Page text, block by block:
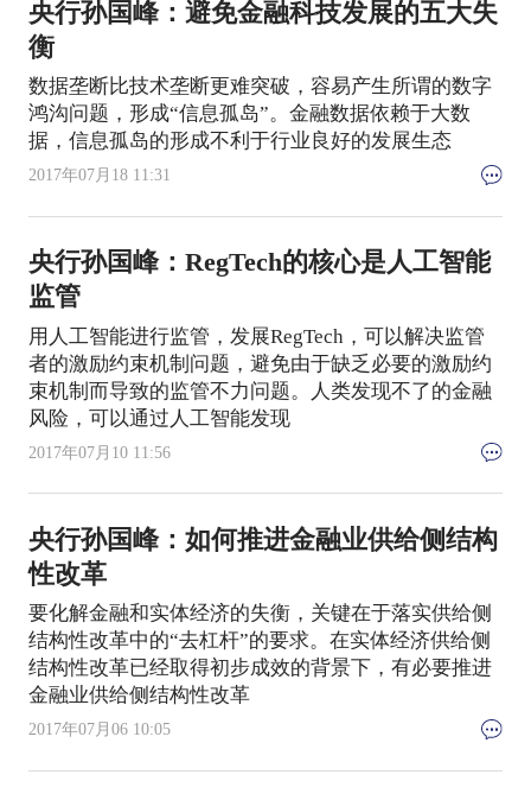
央行孙国峰：避免金融科技发展的五大失
衡
数据垄断比技术垄断更难突破，容易产生所谓的数字
鸿沟问题，形成“信息孤岛”。金融数据依赖于大数
据，信息孤岛的形成不利于行业良好的发展生态
2017年07月18 11:31
央行孙国峰：RegTech的核心是人工智能
监管
用人工智能进行监管，发展RegTech，可以解决监管
者的激励约束机制问题，避免由于缺乏必要的激励约
束机制而导致的监管不力问题。人类发现不了的金融
风险，可以通过人工智能发现
2017年07月10 11:56
央行孙国峰：如何推进金融业供给侧结构
性改革
要化解金融和实体经济的失衡，关键在于落实供给侧
结构性改革中的“去杠杆”的要求。在实体经济供给侧
结构性改革已经取得初步成效的背景下，有必要推进
金融业供给侧结构性改革
2017年07月06 10:05